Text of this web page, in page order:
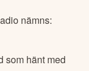
nämns:
som hänt med